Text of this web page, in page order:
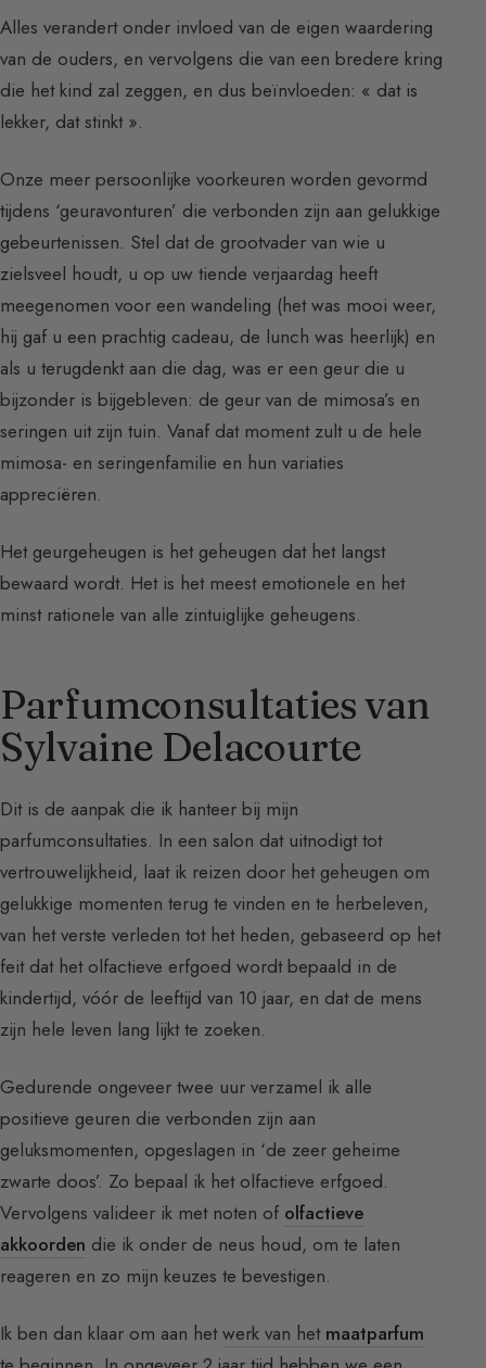
Alles verandert onder invloed van de eigen waardering
van de ouders, en vervolgens die van een bredere kring
die het kind zal zeggen, en dus beïnvloeden: « dat is
lekker, dat stinkt ».
Onze meer persoonlijke voorkeuren worden gevormd
tijdens ‘geuravonturen’ die verbonden zijn aan gelukkige
gebeurtenissen. Stel dat de grootvader van wie u
zielsveel houdt, u op uw tiende verjaardag heeft
meegenomen voor een wandeling (het was mooi weer,
hij gaf u een prachtig cadeau, de lunch was heerlijk) en
als u terugdenkt aan die dag, was er een geur die u
bijzonder is bijgebleven: de geur van de mimosa’s en
seringen uit zijn tuin. Vanaf dat moment zult u de hele
mimosa- en seringenfamilie en hun variaties
appreciëren.
Het geurgeheugen is het geheugen dat het langst
bewaard wordt. Het is het meest emotionele en het
minst rationele van alle zintuiglijke geheugens.
Parfumconsultaties van
Sylvaine Delacourte
Dit is de aanpak die ik hanteer bij mijn
parfumconsultaties. In een salon dat uitnodigt tot
vertrouwelijkheid, laat ik reizen door het geheugen om
gelukkige momenten terug te vinden en te herbeleven,
van het verste verleden tot het heden, gebaseerd op het
feit dat het olfactieve erfgoed wordt bepaald in de
kindertijd, vóór de leeftijd van 10 jaar, en dat de mens
zijn hele leven lang lijkt te zoeken.
Gedurende ongeveer twee uur verzamel ik alle
positieve geuren die verbonden zijn aan
geluksmomenten, opgeslagen in ‘de zeer geheime
zwarte doos’. Zo bepaal ik het olfactieve erfgoed.
Vervolgens valideer ik met noten of olfactieve
akkoorden die ik onder de neus houd, om te laten
reageren en zo mijn keuzes te bevestigen.
Ik ben dan klaar om aan hetwerk van het maatparfum